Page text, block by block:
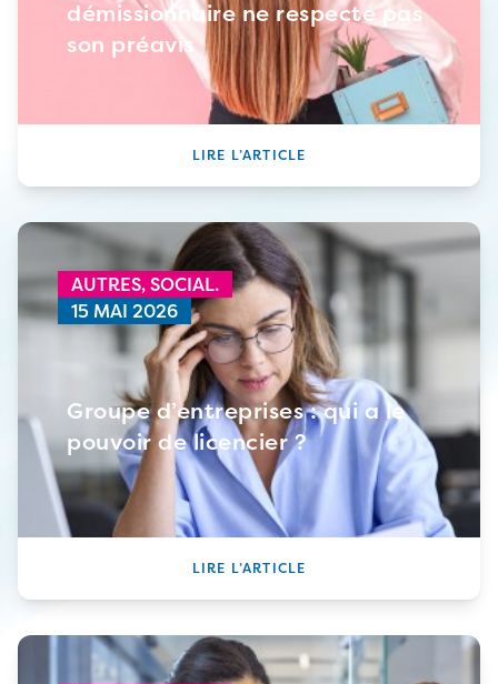
démissionnaire ne respecte pas
son préavis
LIRE L’ARTICLE
AUTRES,SOCIAL.
15 MAI 2026
Groupe d’entreprises : qui a le
pouvoir de licencier ?
LIRE L’ARTICLE